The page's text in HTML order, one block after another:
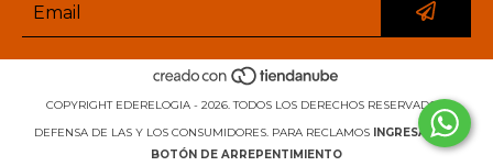
COPYRIGHT EDERELOGIA - 2026. TODOS LOS DERECHOS RESERVADOS.
DEFENSA DE LAS Y LOS CONSUMIDORES. PARA RECLAMOS INGRESÁ ACÁ.
BOTÓN DE ARREPENTIMIENTO